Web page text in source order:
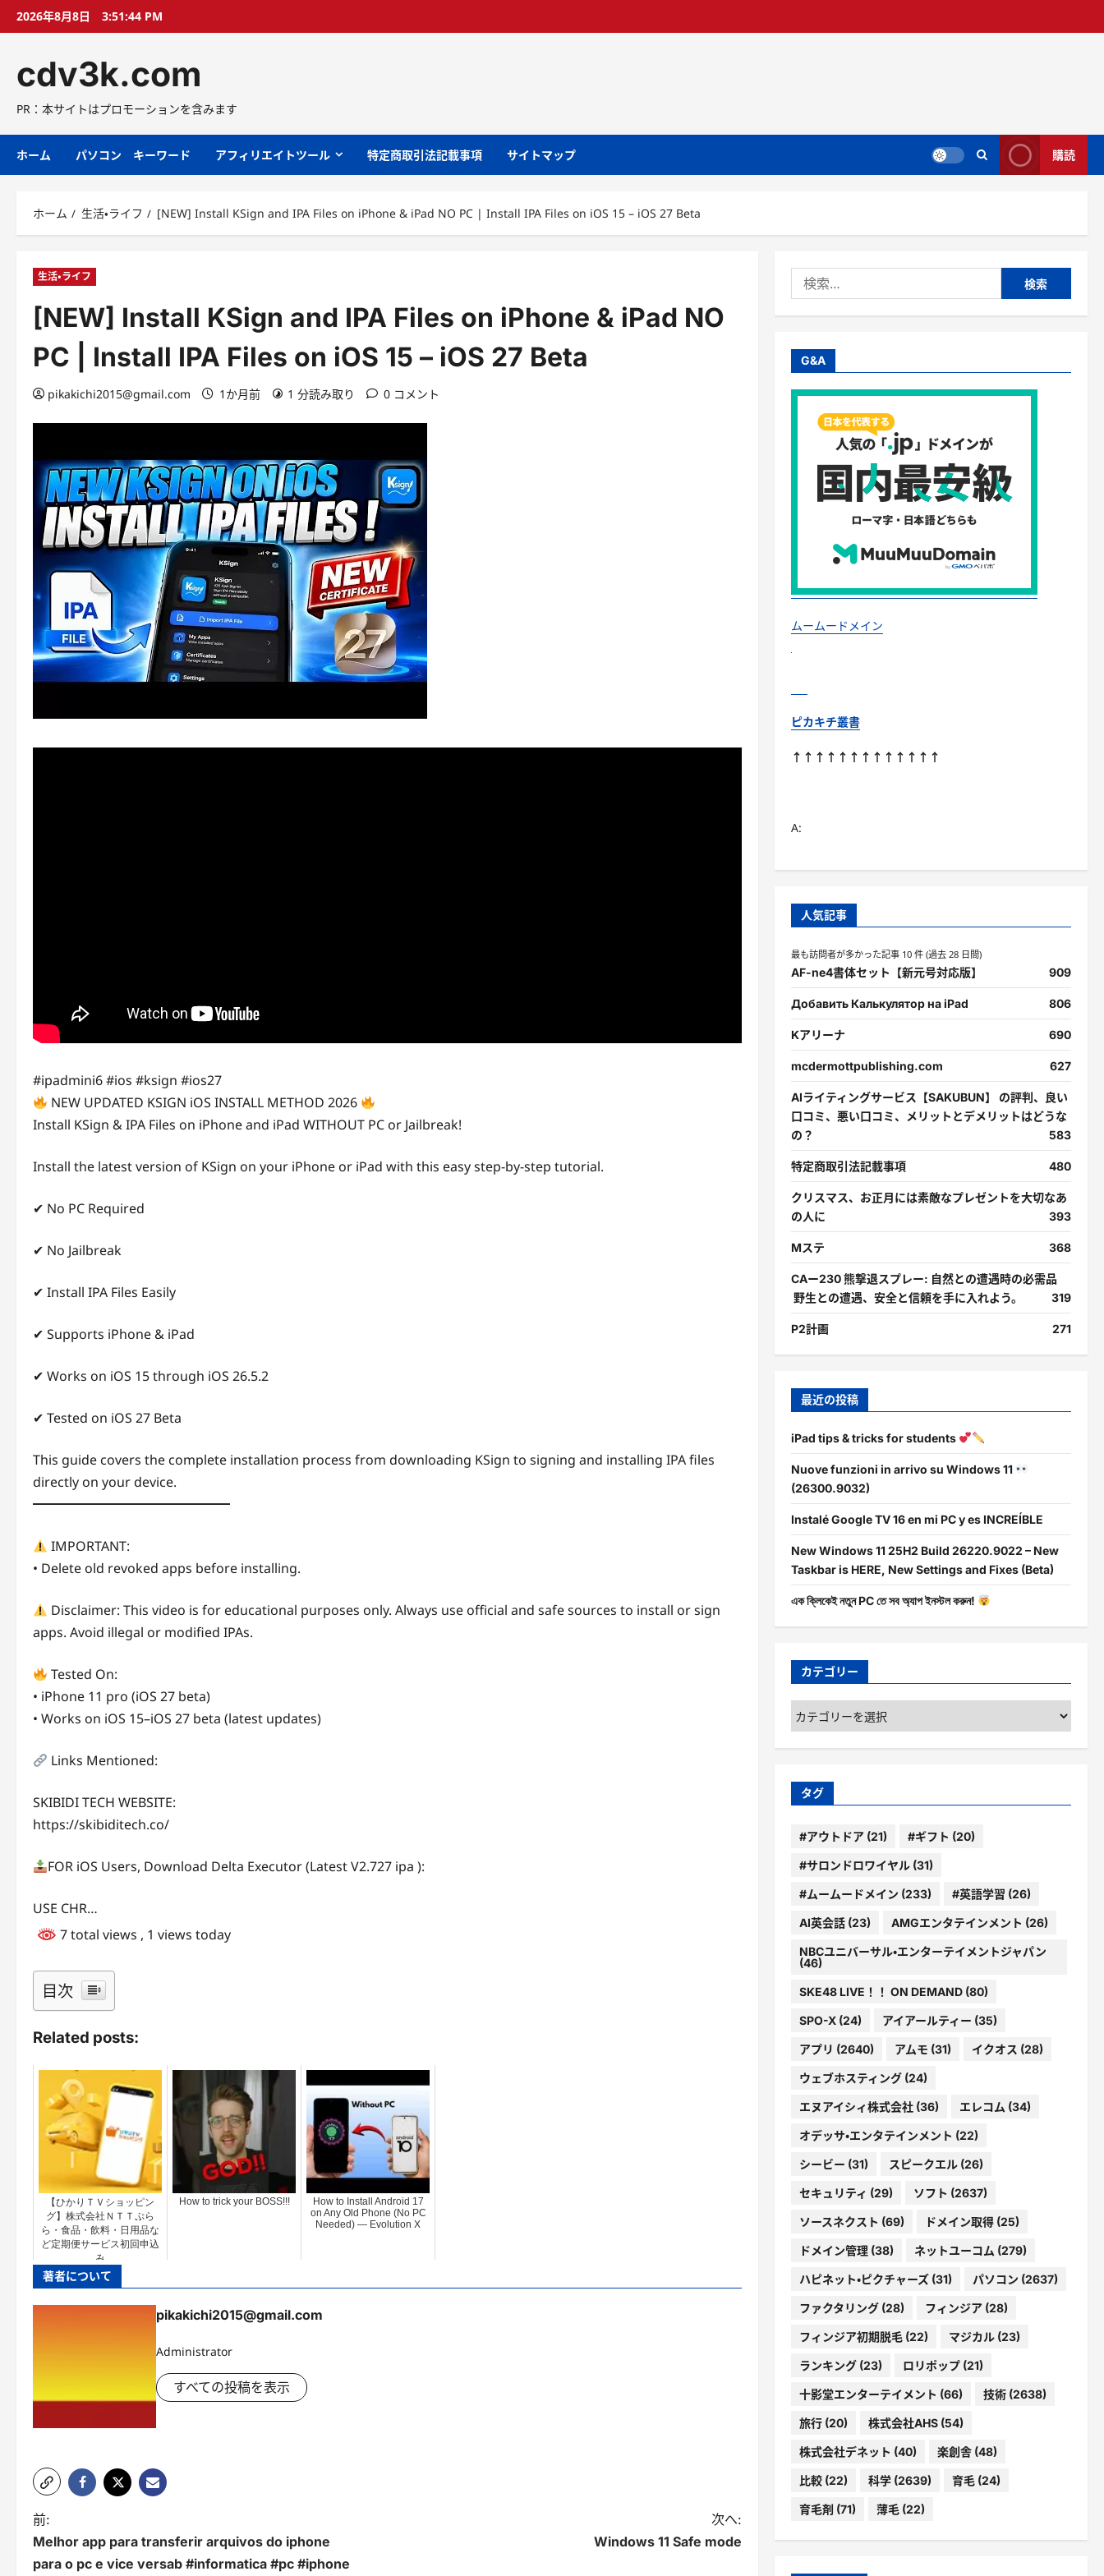
プ
2026年8月8日 3:51:45 PM
cdv3k.com
PR：本サイトはプロモーションを含みます
ホーム パソコン キーワード アフィリエイトツール 特定商取引法記載事項 サイトマップ 購読
ホーム 生活・ライフ [NEW] Install KSign and IPA Files on iPhone & iPad NO PC | Install IPA Files on iOS 15 – iOS 27 Beta
生活・ライフ
[NEW] Install KSign and IPA Files on iPhone & iPad NO
PC | Install IPA Files on iOS 15 – iOS 27 Beta
pikakichi2015@gmail.com 1か月前 1 分読み取り 0 コメント
#ipadmini6 #ios #ksign #ios27
NEW UPDATED KSIGN iOS INSTALL METHOD 2026
Install KSign & IPA Files on iPhone and iPad WITHOUT PC or Jailbreak!
Install the latest version of KSign on your iPhone or iPad with this easy step-by-step tutorial.
✔ No PC Required
✔ No Jailbreak
✔ Install IPA Files Easily
✔ Supports iPhone & iPad
✔ Works on iOS 15 through iOS 26.5.2
✔ Tested on iOS 27 Beta
This guide covers the complete installation process from downloading KSign to signing and installing IPA files
directly on your device.
━━━━━━━━━━━━━━━
IMPORTANT:
• Delete old revoked apps before installing.
Disclaimer: This video is for educational purposes only. Always use official and safe sources to install or sign
apps. Avoid illegal or modified IPAs.
Tested On:
• iPhone 11 pro (iOS 27 beta)
• Works on iOS 15–iOS 27 beta (latest updates)
Links Mentioned:
SKIBIDI TECH WEBSITE:
https://skibiditech.co/
FOR iOS Users, Download Delta Executor (Latest V2.727 ipa ):
USE CHR…
7 total views , 1 views today
目次
Related posts:
【ひかりＴＶショッピン
グ】株式会社ＮＴＴぷら
ら・食品・飲料・日用品な
ど定期便サービス初回申込
み
How to trick your BOSS!!!
How to Install Android 17
on Any Old Phone (No PC
Needed) — Evolution X
著者について
pikakichi2015@gmail.com
Administrator
すべての投稿を表示
投
稿
前:
Melhor app para transferir arquivos do iphone
para o pc e vice versab #informatica #pc #iphone
次へ:
Windows 11 Safe mode
索:
G&A
ムームードメイン
ピカキチ叢書
↑↑↑↑↑↑↑↑↑↑↑↑↑
A:
人気記事
最も訪問者が多かった記事 10 件 (過去 28 日間)
AF-ne4書体セット【新元号対応版】 909
Добавить Калькулятор на iPad 806
Kアリーナ 690
mcdermottpublishing.com 627
AIライティングサービス【SAKUBUN】 の評判、良い
口コミ、悪い口コミ、メリットとデメリットはどうな
の？
583
特定商取引法記載事項 480
クリスマス、お正月には素敵なプレゼントを大切なあ
の人に
393
Mステ 368
CAー230 熊撃退スプレー: 自然との遭遇時の必需品
野生との遭遇、安全と信頼を手に入れよう。
319
P2計画 271
最近の投稿
iPad tips & tricks for students
Nuove funzioni in arrivo su Windows 11
(26300.9032)
Instalé Google TV 16 en mi PC y es INCREÍBLE
New Windows 11 25H2 Build 26220.9022 – New
Taskbar is HERE, New Settings and Fixes (Beta)
এক ক্লিকেই নতুন PC তে সব অ্যাপ ইনস্টল করুন!
カテゴリー
カ
テ
ゴ
ー
タグ
#アウトドア(21) #ギフト (20)
#サロンドロワイヤル(31)
#ムームードメイン (233) #英語学習 (26)
AI英会話(23) AMGエンタテインメント (26)
NBCユニバーサル・エンターテイメントジャパン
(46)
SKE48 LIVE！！ ON DEMAND(80)
SPO-X(24) アイアールティー (35)
アプリ (2640) アムモ (31) イクオス (28)
ウェブホスティング(24)
エヌアイシィ株式会社(36) エレコム (34)
オデッサ・エンタテインメント (22)
シービー (31) スピークエル(26)
セキュリティ (29) ソフト (2637)
ソースネクスト (69) ドメイン取得(25)
ドメイン管理(38) ネットユーコム (279)
ハピネット・ピクチャーズ(31) パソコン (2637)
ファクタリング(28) フィンジア(28)
フィンジア初期脱毛(22) マジカル(23)
ランキング(23) ロリポップ(21)
十影堂エンターテイメント (66) 技術(2638)
旅行(20) 株式会社AHS(54)
株式会社デネット (40) 楽創舎(48)
比較(22) 科学(2639) 育毛(24)
育毛剤 (71) 薄毛(22)